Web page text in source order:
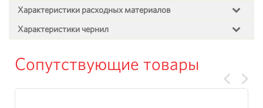
Характеристики расходных материалов
Характеристики чернил
Сопутствующие товары